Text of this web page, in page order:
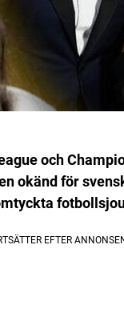
och
okänd för